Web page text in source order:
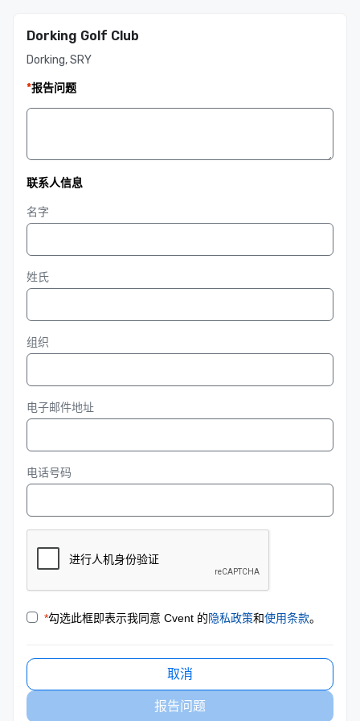
Dorking Golf Club
Dorking, SRY
*报告问题
联系人信息
名字
姓氏
组织
电子邮件地址
电话号码
*勾选此框即表示我同意 Cvent 的隐私政策和使用条款。
取消
报告问题